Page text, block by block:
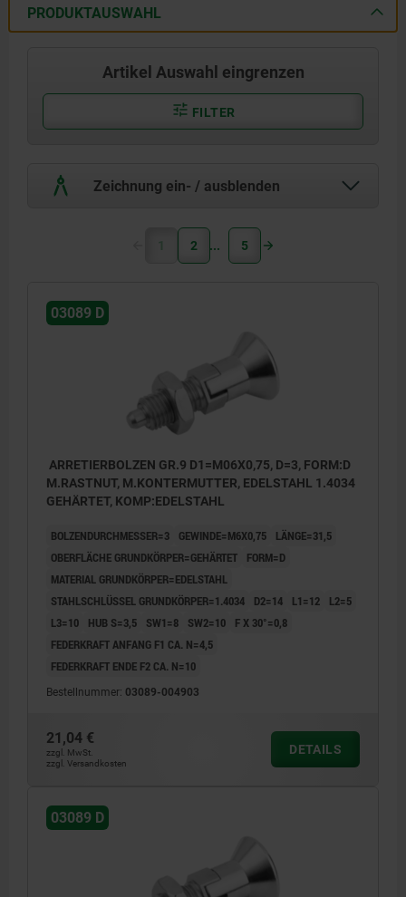
PRODUKTAUSWAHL
Artikel Auswahl eingrenzen
FILTER
Zeichnung ein- / ausblenden
1 2 5
03089 D
ARRETIERBOLZEN GR.9 D1=M06X0,75, D=3, FORM:D
M.RASTNUT, M.KONTERMUTTER, EDELSTAHL 1.4034
GEHÄRTET, KOMP:EDELSTAHL
BOLZENDURCHMESSER=3 GEWINDE=M6X0,75
LÄNGE=31,5
OBERFLÄCHE GRUNDKÖRPER=GEHÄRTET
FORM=D
MATERIAL GRUNDKÖRPER=EDELSTAHL
STAHLSCHLÜSSEL GRUNDKÖRPER=1.4034
D2=14 L1=12
L2=5
L3=10
HUB S=3,5 SW1=8 SW2=10
F X 30°=0,8
FEDERKRAFT ANFANG F1 CA. N=4,5
FEDERKRAFT ENDE F2 CA. N=10
Bestellnummer: 03089-004903
21,04 €
zzgl. MwSt.
zzgl. Versandkosten
DETAILS
03089 D